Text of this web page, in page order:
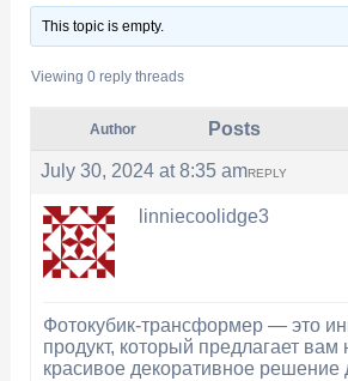
This topic is empty.
Viewing 0 reply threads
Author Posts
July 30, 2024 at 8:35 amREPLY
linniecoolidge3
Фотокубик-трансформер — это
продукт, который предлагает вам
красивое декоративное решение